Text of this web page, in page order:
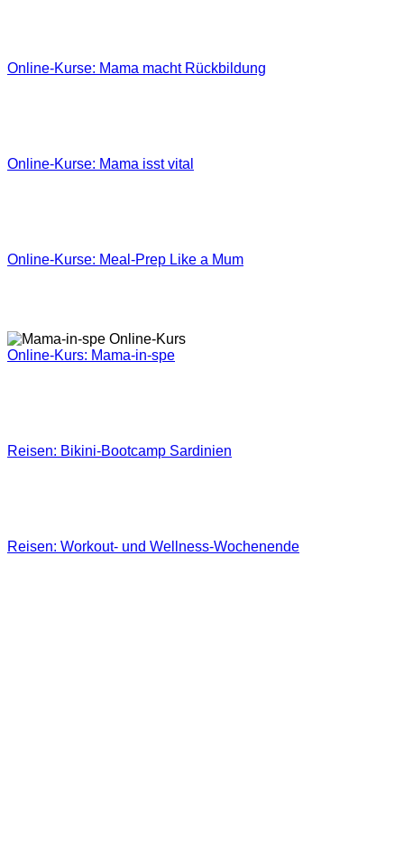
Online-Kurse: Mama macht Rückbildung
Online-Kurse: Mama isst vital
Online-Kurse: Meal-Prep Like a Mum
Online-Kurs: Mama-in-spe
Reisen: Bikini-Bootcamp Sardinien
Reisen: Workout- und Wellness-Wochenende